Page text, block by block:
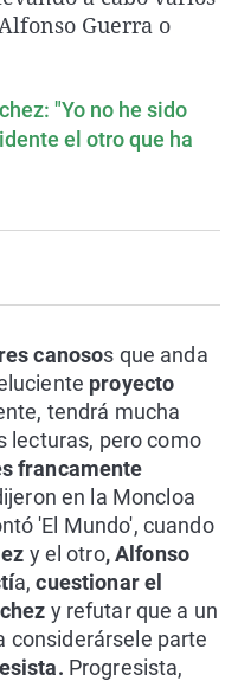
La rosa de los vientos
Como el perro y el
Caso
Equipo de
Operación Viuda
Extremadura
La Rioja
Navarra
Virales
Elecciones
Guerra o
"Yo no he sido
el otro que ha
canosos que anda
proyecto
tendrá mucha
lecturas, pero como
francamente
en la Moncloa
'El Mundo', cuando
y el otro, Alfonso
a,cuestionar el
y refutar que a un
considerársele parte
Progresista,